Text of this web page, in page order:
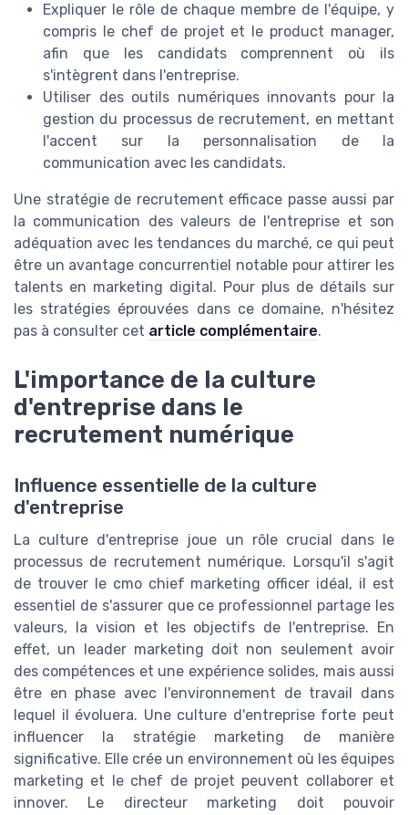
Expliquer le rôle de chaque membre de l'équipe, y
compris le chef de projet et le product manager,
afin que les candidats comprennent où ils
s'intègrent dans l'entreprise.
Utiliser des outils numériques innovants pour la
gestion du processus de recrutement, en mettant
l'accent sur la personnalisation de la
communication avec les candidats.
Une stratégie de recrutement efficace passe aussi par
la communication des valeurs de l'entreprise et son
adéquation avec les tendances du marché, ce qui peut
être un avantage concurrentiel notable pour attirer les
talents en marketing digital. Pour plus de détails sur
les stratégies éprouvées dans ce domaine, n'hésitez
pas à consulter cet article complémentaire.
L'importance de la culture
d'entreprise dans le
recrutement numérique
Influence essentielle de la culture
d'entreprise
La culture d'entreprise joue un rôle crucial dans le
processus de recrutement numérique. Lorsqu'il s'agit
de trouver le cmo chief marketing officer idéal, il est
essentiel de s'assurer que ce professionnel partage les
valeurs, la vision et les objectifs de l'entreprise. En
effet, un leader marketing doit non seulement avoir
des compétences et une expérience solides, mais aussi
être en phase avec l'environnement de travail dans
lequel il évoluera. Une culture d'entreprise forte peut
influencer la stratégie marketing de manière
significative. Elle crée un environnement où les équipes
marketing et le chef de projet peuvent collaborer et
innover. Le directeur marketing doit pouvoir